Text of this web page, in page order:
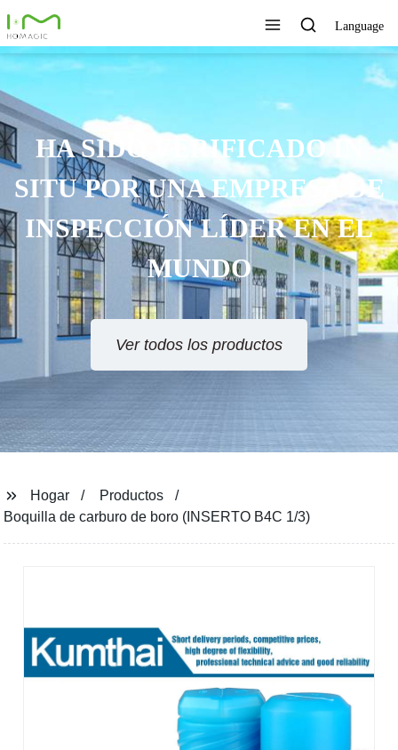
Language
HA SIDO VERIFICADO IN
SITU POR UNA EMPRESA DE
INSPECCIÓN LÍDER EN EL
MUNDO
Ver todos los productos
Hogar
Productos
Boquilla de carburo de boro (INSERTO B4C 1/3)